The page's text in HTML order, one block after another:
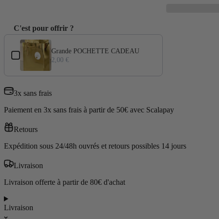
C'est pour offrir ?
Use the Previous and Next buttons to navigate through product add-
Grande POCHETTE CADEAU
2,00 €
3x sans frais
Paiement en 3x sans frais à partir de 50€ avec Scalapay
Retours
Expédition sous 24/48h ouvrés et retours possibles 14 jours
Livraison
Livraison offerte à partir de 80€ d'achat
Livraison